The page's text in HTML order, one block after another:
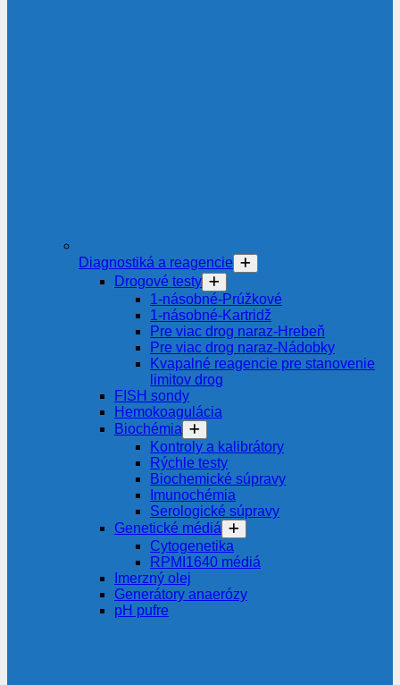
Diagnostiká a reagencie
Drogové testy
1-násobné-Prúžkové
1-násobné-Kartridž
Pre viac drog naraz-Hrebeň
Pre viac drog naraz-Nádobky
Kvapalné reagencie pre stanovenie
limitov drog
FISH sondy
Hemokoagulácia
Biochémia
Kontroly a kalibrátory
Rýchle testy
Biochemické súpravy
Imunochémia
Serologické súpravy
Genetické médiá
Cytogenetika
RPMI1640 médiá
Imerzný olej
Generátory anaerózy
pH pufre